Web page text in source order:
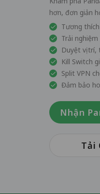
hơn, đơn giản
Tương
Trải
Duyệt vị trí,
Kill Switch
Split VPN
Đảm bảo
Nhận
Tải